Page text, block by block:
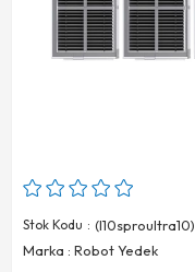
Stok Kodu
(l10sproultra10)
Marka : Robot Yedek